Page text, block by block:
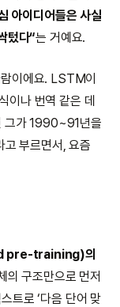
아이디어들은 사실
텄다“는 거예요.
이에요. LSTM이
이나 번역 같은 데
그가 1990~91년을
고 부르면서, 요즘
pre-training)의
의 구조만으로 먼저
트로 ‘다음 단어 맞